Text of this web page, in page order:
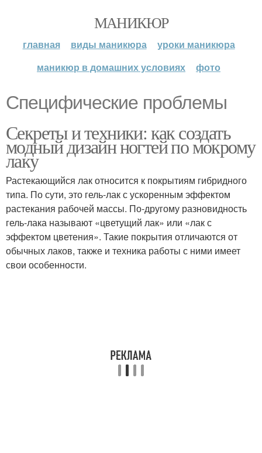
МАНИКЮР
главная виды маникюра
уроки маникюра
маникюр в домашних условиях
фото
Специфические проблемы
Секреты и техники: как создать
модный дизайн ногтей по мокрому
лаку
Растекающийся лак относится к покрытиям гибридного
типа. По сути, это гель-лак с ускоренным эффектом
растекания рабочей массы. По-другому разновидность
гель-лака называют «цветущий лак» или «лак с
эффектом цветения». Такие покрытия отличаются от
обычных лаков, также и техника работы с ними имеет
свои особенности.